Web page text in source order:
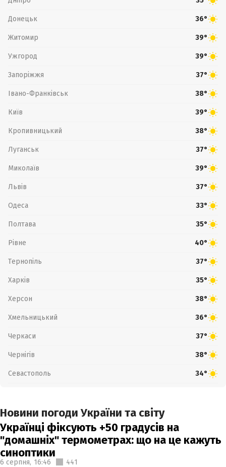
Донецьк 36°
Житомир 39°
Ужгород 39°
Запоріжжя 37°
Івано-Франківськ 38°
Київ 39°
Кропивницький 38°
Луганськ 37°
Миколаїв 39°
Львів 37°
Одеса 33°
Полтава 35°
Рівне 40°
Тернопіль 37°
Харків 35°
Херсон 38°
Хмельницький 36°
Черкаси 37°
Чернігів 38°
Севастополь 34°
Новини погоди України та світу
Українці фіксують +50 градусів на
"домашніх" термометрах: що на це кажуть
синоптики
6 серпня, 16:46 441